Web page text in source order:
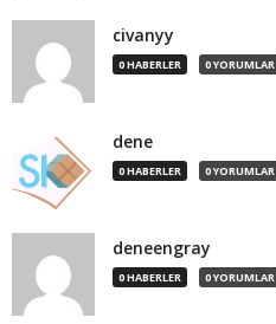
civanyy
0 HABERLER 0 YORUMLAR
dene
0 HABERLER 0 YORUMLAR
deneengray
0 HABERLER 0 YORUMLAR